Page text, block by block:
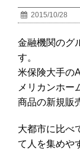
2015/10/28
金融機関のグ
す。
米保険大手の
メリカンホー
商品の新規販
大都市に比べ
て人を集めや